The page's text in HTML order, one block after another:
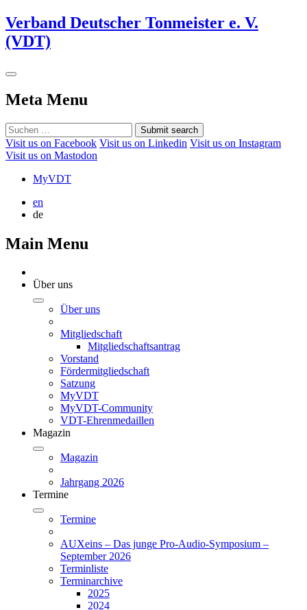
Verband Deutscher Tonmeister e. V.
(VDT)
Meta Menu
Submit search
Visit us on Facebook Visit us on Linkedin Visit us on Instagram
Visit us on Mastodon
MyVDT
en
de
Main Menu
Über uns
Über uns
Mitgliedschaft
Mitgliedschaftsantrag
Vorstand
Fördermitgliedschaft
Satzung
MyVDT
MyVDT-Community
VDT-Ehrenmedaillen
Magazin
Magazin
Jahrgang 2026
Termine
Termine
AUXeins – Das junge Pro-Audio-Symposium –
September 2026
Terminliste
Terminarchive
2025
2024